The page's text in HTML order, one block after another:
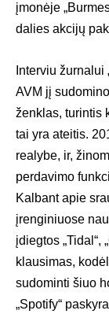
įmonėje
dalies akcijų
Interviu
AVM jį
ženklas, turintis
tai yra ateitis.
realybe, ir,
perdavimo
Kalbant apie
įrenginiuose
įdiegtos „Tidal“,
klausimas,
sudominti šiuo
„Spotify“